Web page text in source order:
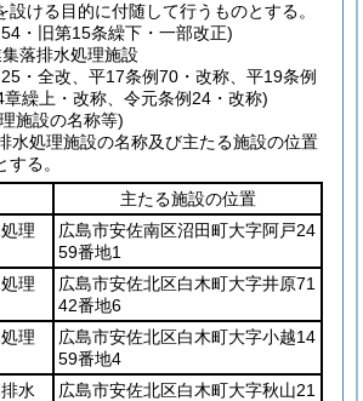
設ける目的に付随して行うものとする。
・旧第15条繰下・一部改正)
落排水処理施設
・全改、平17条例70・改称、平19条例
繰上・改称、令元条例24・改称)
施設の名称等)
水処理施設の名称及び主たる施設の位置
る。
主たる施設の位置
理
広島市安佐南区沼田町大字阿戸24
59番地1
理
広島市安佐北区白木町大字井原71
42番地6
理
広島市安佐北区白木町大字小越14
59番地4
水
広島市安佐北区白木町大字秋山21